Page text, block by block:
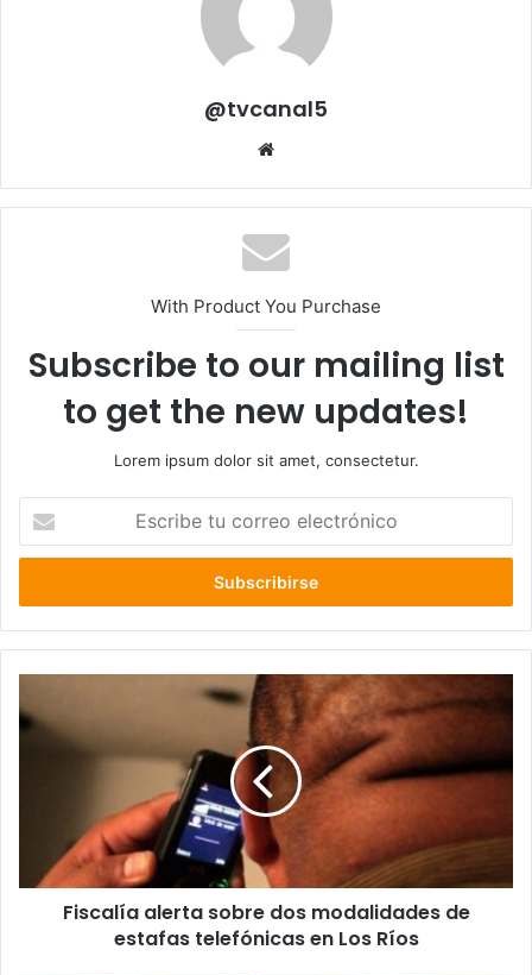
@tvcanal5
With Product You Purchase
Subscribe to our mailing list
to get the new updates!
Lorem ipsum dolor sit amet, consectetur.
correo
alerta
sobre
telefónicas
en
Fiscalía alerta sobre dos modalidades de
estafas telefónicas en Los Ríos